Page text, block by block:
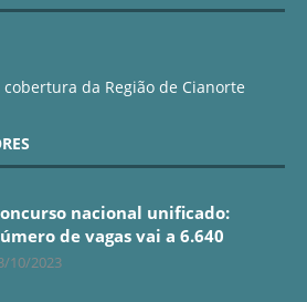
da Região de Cianorte
nacional unificado:
de vagas vai a 6.640
10/2023